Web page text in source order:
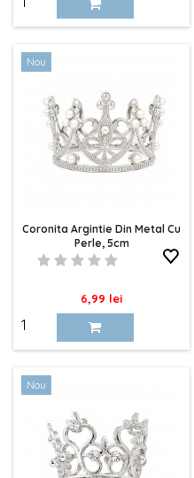
Nou
Coronita Argintie Din Metal Cu
Perle, 5cm
Pret
6,99 lei
Nou